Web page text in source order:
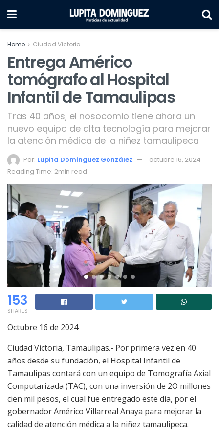
Home Ciudad Victoria
Entrega Américo
tomógrafo al Hospital
Infantil de Tamaulipas
Tras 40 años, el nosocomio tiene ahora un
nuevo equipo de alta tecnología para mejorar
la atención médica de la niñez tamaulipeca
Por: Lupita Domínguez González
octubre 16, 2024
Reading Time: 2min read
153
SHARES
Octubre 16 de 2024
Ciudad Victoria, Tamaulipas.- Por primera vez en 40
años desde su fundación, el Hospital Infantil de
Tamaulipas contará con un equipo de Tomografía Axial
Computarizada (TAC), con una inversión de 2O millones
cien mil pesos, el cual fue entregado este día, por el
gobernador Américo Villarreal Anaya para mejorar la
calidad de atención médica a la niñez tamaulipeca.